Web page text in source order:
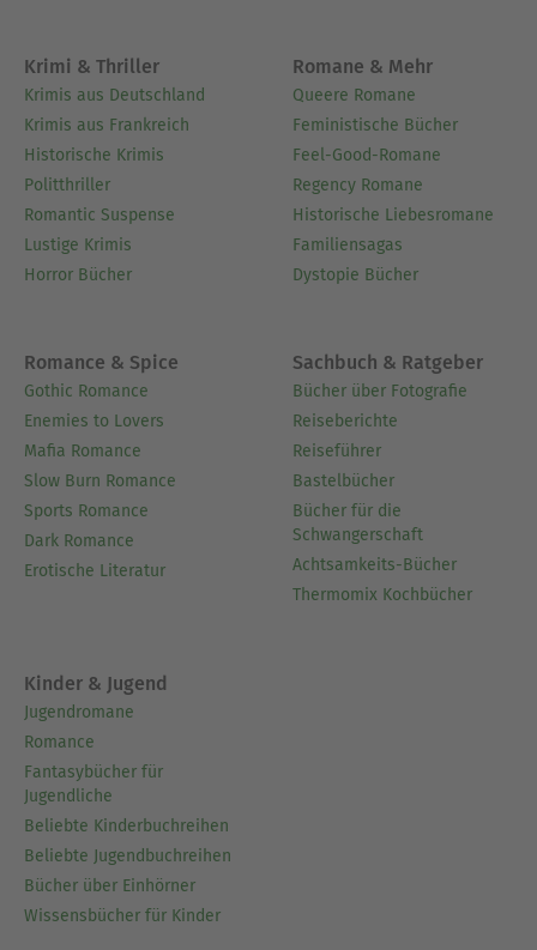
Krimi & Thriller
Krimis aus Deutschland
Krimis aus Frankreich
Historische Krimis
Politthriller
Romantic Suspense
Lustige Krimis
Horror Bücher
Romane & Mehr
Queere Romane
Feministische Bücher
Feel-Good-Romane
Regency Romane
Historische Liebesromane
Familiensagas
Dystopie Bücher
Romance & Spice
Gothic Romance
Enemies to Lovers
Mafia Romance
Slow Burn Romance
Sports Romance
Dark Romance
Erotische Literatur
Sachbuch & Ratgeber
Bücher über Fotografie
Reiseberichte
Reiseführer
Bastelbücher
Bücher für die
Schwangerschaft
Achtsamkeits-Bücher
Thermomix Kochbücher
Kinder & Jugend
Jugendromane
Romance
Fantasybücher für
Jugendliche
Beliebte Kinderbuchreihen
Beliebte Jugendbuchreihen
Bücher über Einhörner
Wissensbücher für Kinder